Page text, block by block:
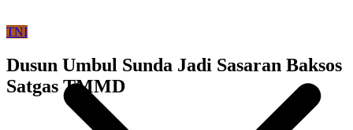
TNI
Dusun Umbul Sunda Jadi Sasaran Baksos
Satgas TMMD